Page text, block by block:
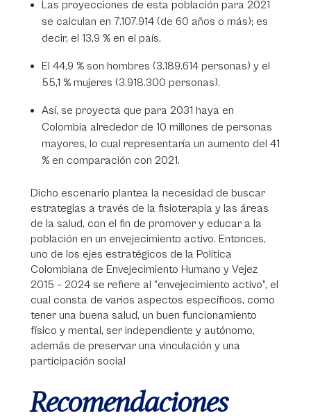
Las proyecciones de esta población para 2021
se calculan en 7.107.914 (de 60 años o más); es
decir, el 13,9 % en el país.
El 44,9 % son hombres (3.189.614 personas) y el
55,1 % mujeres (3.918.300 personas).
Así, se proyecta que para 2031 haya en
Colombia alrededor de 10 millones de personas
mayores, lo cual representaría un aumento del 41
% en comparación con 2021.
Dicho escenario plantea la necesidad de buscar
estrategias a través de la fisioterapia y las áreas
de la salud, con el fin de promover y educar a la
población en un envejecimiento activo. Entonces,
uno de los ejes estratégicos de la Política
Colombiana de Envejecimiento Humano y Vejez
2015 – 2024 se refiere al “envejecimiento activo”, el
cual consta de varios aspectos específicos, como
tener una buena salud, un buen funcionamiento
físico y mental, ser independiente y autónomo,
además de preservar una vinculación y una
participación social
Recomendaciones